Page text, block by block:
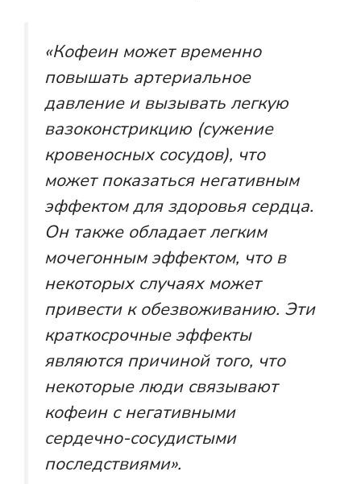
«Кофеин может временно
повышать артериальное
давление и вызывать легкую
вазоконстрикцию (сужение
кровеносных сосудов), что
может показаться негативным
эффектом для здоровья сердца.
Он также обладает легким
мочегонным эффектом, что в
некоторых случаях может
привести к обезвоживанию. Эти
краткосрочные эффекты
являются причиной того, что
некоторые люди связывают
кофеин с негативными
сердечно-сосудистыми
последствиями».